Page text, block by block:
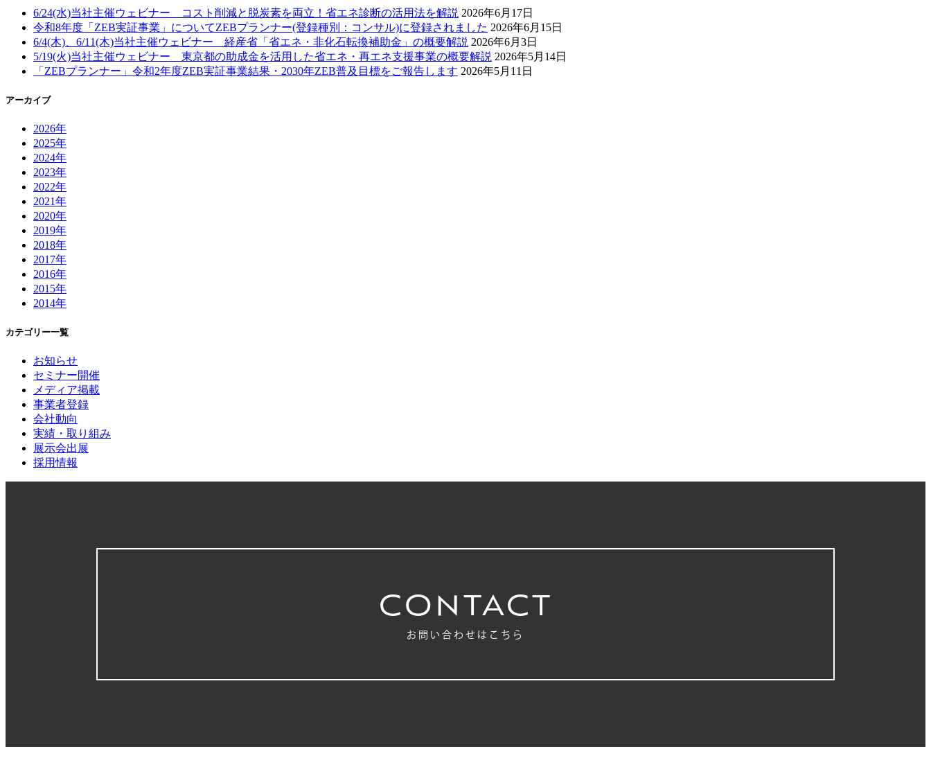
6/24(水)当社主催ウェビナー コスト削減と脱炭素を両立！省エネ診断の活用法を解説 2026年6月17日
令和8年度「ZEB実証事業」についてZEBプランナー(登録種別：コンサル)に登録されました 2026年6月15日
6/4(木)、6/11(木)当社主催ウェビナー 経産省「省エネ・非化石転換補助金」の概要解説 2026年6月3日
5/19(火)当社主催ウェビナー 東京都の助成金を活用した省エネ・再エネ支援事業の概要解説 2026年5月14日
「ZEBプランナー」令和2年度ZEB実証事業結果・2030年ZEB普及目標をご報告します 2026年5月11日
アーカイブ
2026年
2025年
2024年
2023年
2022年
2021年
2020年
2019年
2018年
2017年
2016年
2015年
2014年
カテゴリー一覧
お知らせ
セミナー開催
メディア掲載
事業者登録
会社動向
実績・取り組み
展示会出展
採用情報
CONTACT
お問い合わせはこちら